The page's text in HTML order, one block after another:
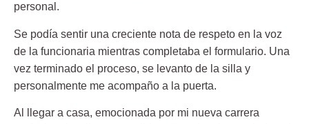
personal.
Se podía sentir una creciente nota de respeto en la voz
de la funcionaria mientras completaba el formulario. Una
vez terminado el proceso, se levanto de la silla y
personalmente me acompaño a la puerta.
Al llegar a casa, emocionada por mi nueva carrera